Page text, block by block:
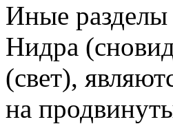
Иные
Нидра
(свет),
на